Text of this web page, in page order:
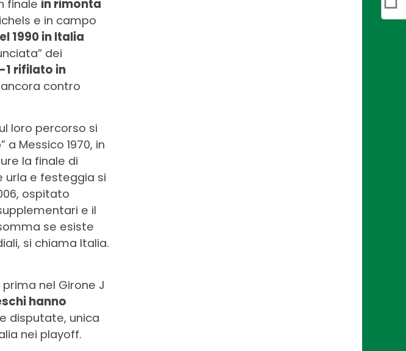
finale in rimonta
e in campo
1990 in Italia
dei
1 rifilato in
contro
loro percorso si
Messico 1970, in
la finale di
urla e festeggia si
ospitato
e il
se esiste
si chiama Italia.
nel Girone J
hanno
disputate, unica
nei playoff.